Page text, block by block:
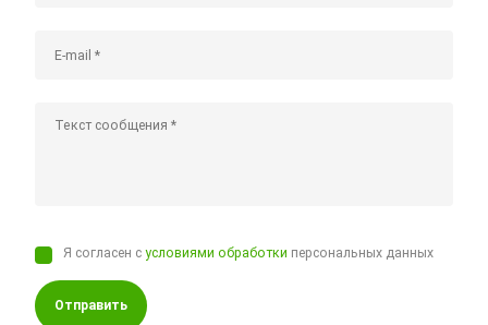
Я согласен сусловиями обработки персональных данных
Отправить